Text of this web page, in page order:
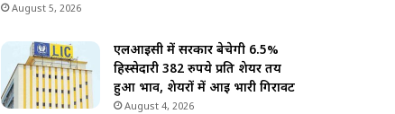
August 5, 2026
एलआईसी में सरकार बेचेगी 6.5%
हिस्सेदारी 382 रुपये प्रति शेयर तय
हुआ भाव, शेयरों में आई भारी गिरावट
August 4, 2026